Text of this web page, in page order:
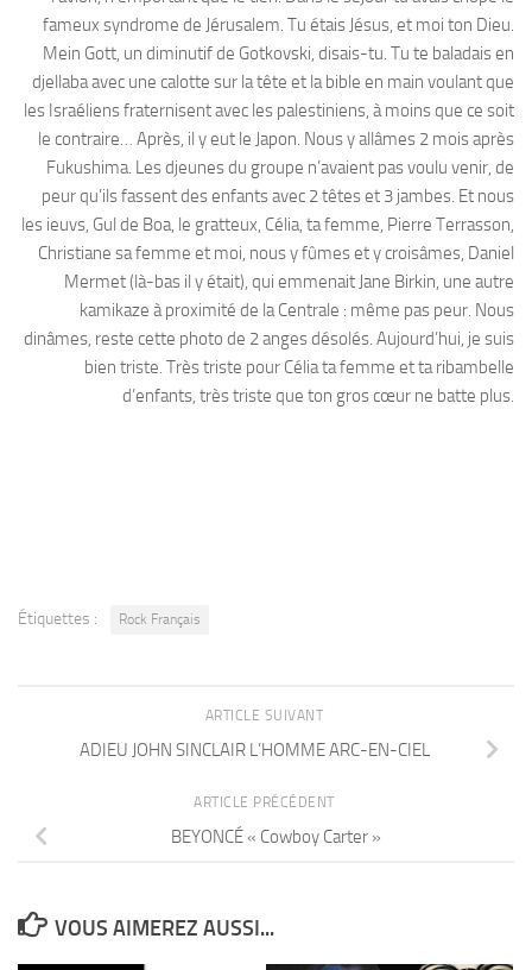
fameux syndrome de Jérusalem. Tu étais Jésus, et moi ton Dieu.
Mein Gott, un diminutif de Gotkovski, disais-tu. Tu te baladais en
djellaba avec une calotte sur la tête et la bible en main voulant que
les Israéliens fraternisent avec les palestiniens, à moins que ce soit
le contraire… Après, il y eut le Japon. Nous y allâmes 2 mois après
Fukushima. Les djeunes du groupe n’avaient pas voulu venir, de
peur qu’ils fassent des enfants avec 2 têtes et 3 jambes. Et nous
les ieuvs, Gul de Boa, le gratteux, Célia, ta femme, Pierre Terrasson,
Christiane sa femme et moi, nous y fûmes et y croisâmes, Daniel
Mermet (là-bas il y était), qui emmenait Jane Birkin, une autre
kamikaze à proximité de la Centrale : même pas peur. Nous
dinâmes, reste cette photo de 2 anges désolés. Aujourd’hui, je suis
bien triste. Très triste pour Célia ta femme et ta ribambelle
d’enfants, très triste que ton gros cœur ne batte plus.
Étiquettes : Rock Français
ARTICLE SUIVANT
ADIEU JOHN SINCLAIR L’HOMME ARC-EN-CIEL
ARTICLE PRÉCÉDENT
BEYONCÉ « Cowboy Carter »
VOUS AIMEREZ AUSSI...